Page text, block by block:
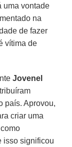
uma vontade
na
de fazer
vítima de
Jovenel
país. Aprovou,
criar uma
isso significou